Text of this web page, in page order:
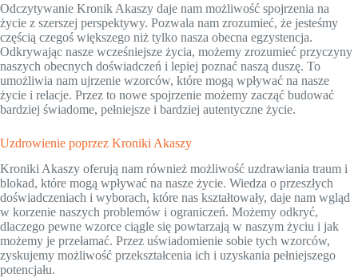
Odczytywanie Kronik Akaszy daje nam możliwość spojrzenia na
życie z szerszej perspektywy. Pozwala nam zrozumieć, że jesteśmy
częścią czegoś większego niż tylko nasza obecna egzystencja.
Odkrywając nasze wcześniejsze życia, możemy zrozumieć przyczyny
naszych obecnych doświadczeń i lepiej poznać naszą duszę. To
umożliwia nam ujrzenie wzorców, które mogą wpływać na nasze
życie i relacje. Przez to nowe spojrzenie możemy zacząć budować
bardziej świadome, pełniejsze i bardziej autentyczne życie.
Uzdrowienie poprzez Kroniki Akaszy
Kroniki Akaszy oferują nam również możliwość uzdrawiania traum i
blokad, które mogą wpływać na nasze życie. Wiedza o przeszłych
doświadczeniach i wyborach, które nas kształtowały, daje nam wgląd
w korzenie naszych problemów i ograniczeń. Możemy odkryć,
dlaczego pewne wzorce ciągle się powtarzają w naszym życiu i jak
możemy je przełamać. Przez uświadomienie sobie tych wzorców,
zyskujemy możliwość przekształcenia ich i uzyskania pełniejszego
potencjału.